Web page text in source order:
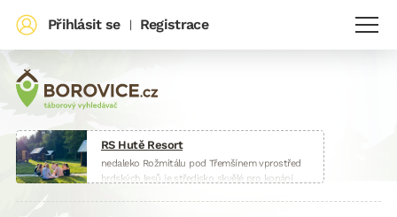
RS Hutě Resort
nedaleko Rožmitálu pod Třemšínem vprostřed
brdských lesů je středisko skvělé pro konání
Přihlásit se | Registrace